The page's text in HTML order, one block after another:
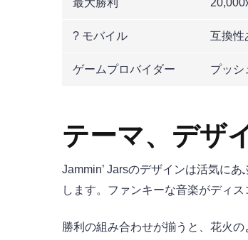
最大勝利
? モバイル 互換性
ゲームプロバイダー プッシ
テーマ、デザ
Jammin’ Jarsのデザインは活気に
します。ファンキーな音楽がディ
勝利の組み合わせが揃うと、花火